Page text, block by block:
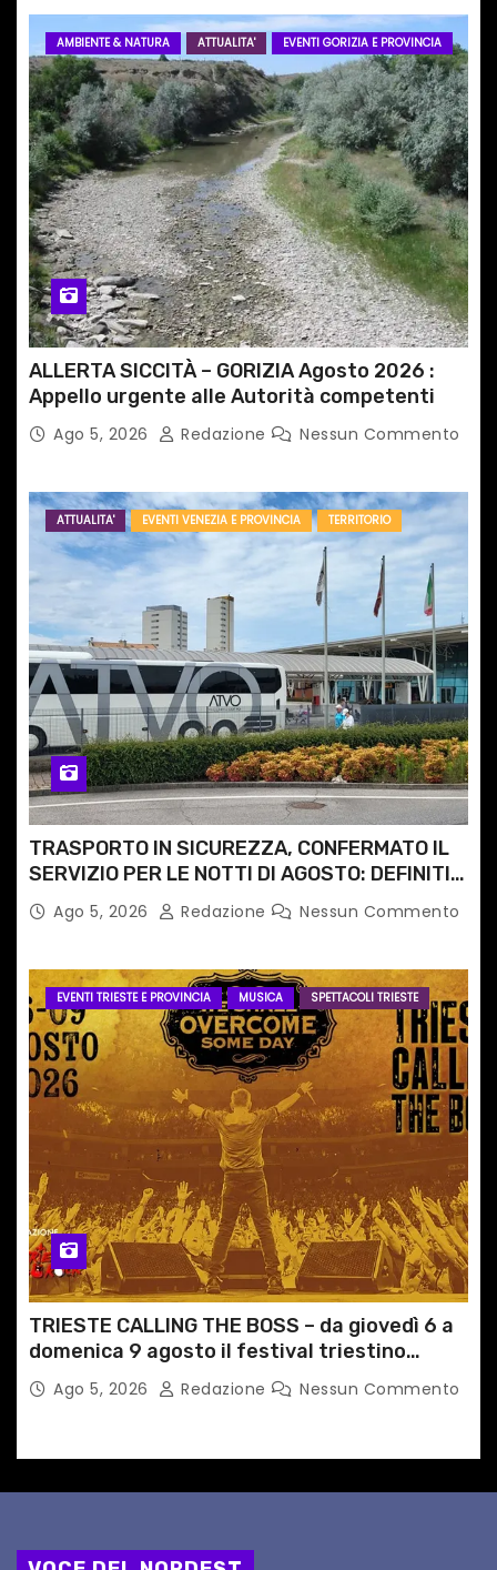
AMBIENTE & NATURA ATTUALITA' EVENTI GORIZIA E PROVINCIA
ALLERTA SICCITÀ – GORIZIA Agosto 2026 :
Appello urgente alle Autorità competenti
Ago 5, 2026 Redazione Nessun Commento
ATTUALITA' EVENTI VENEZIA E PROVINCIA TERRITORIO
TRASPORTO IN SICUREZZA, CONFERMATO IL
SERVIZIO PER LE NOTTI DI AGOSTO: DEFINITI
PERCORSI, FERMATE E ORARIO
Ago 5, 2026 Redazione Nessun Commento
EVENTI TRIESTE E PROVINCIA MUSICA SPETTACOLI TRIESTE
TRIESTE CALLING THE BOSS – da giovedì 6 a
domenica 9 agosto il festival triestino
dedicato a Springsteen
Ago 5, 2026 Redazione Nessun Commento